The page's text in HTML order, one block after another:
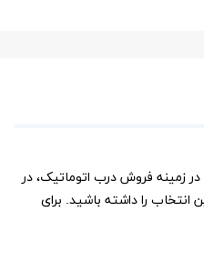
زمینه فروش درب اتوماتیک، در
را داشته باشید. برای